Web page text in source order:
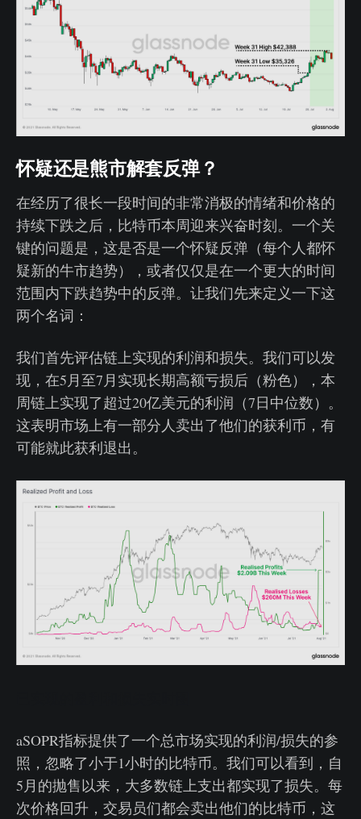
怀疑还是熊市解套反弹？
在经历了很长一段时间的非常消极的情绪和价格的
持续下跌之后，比特币本周迎来兴奋时刻。一个关
键的问题是，这是否是一个怀疑反弹（每个人都怀
疑新的牛市趋势），或者仅仅是在一个更大的时间
范围内下跌趋势中的反弹。让我们先来定义一下这
两个名词：
我们首先评估链上实现的利润和损失。我们可以发
现，在5月至7月实现长期高额亏损后（粉色），本
周链上实现了超过20亿美元的利润（7日中位数）。
这表明市场上有一部分人卖出了他们的获利币，有
可能就此获利退出。
aSOPR指标提供了一个总市场实现的利润/损失的参
照，忽略了小于1小时的比特币。我们可以看到，自
5月的抛售以来，大多数链上支出都实现了损失。每
次价格回升，交易员们都会卖出他们的比特币，这